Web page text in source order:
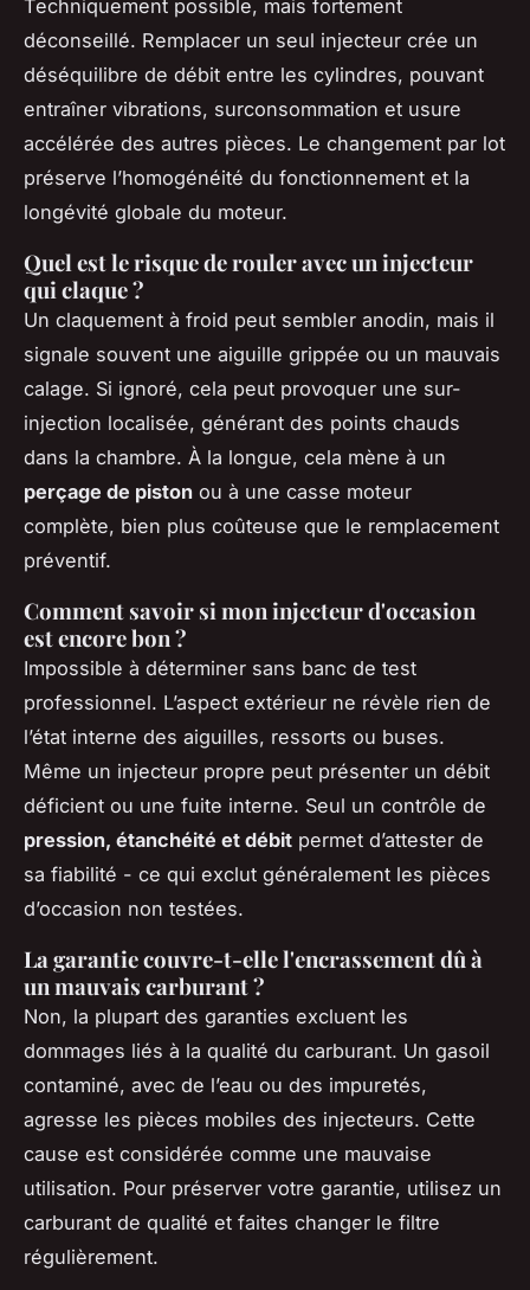
Techniquement possible, mais fortement
déconseillé. Remplacer un seul injecteur crée un
déséquilibre de débit entre les cylindres, pouvant
entraîner vibrations, surconsommation et usure
accélérée des autres pièces. Le changement par lot
préserve l’homogénéité du fonctionnement et la
longévité globale du moteur.
Quel est le risque de rouler avec un injecteur
qui claque ?
Un claquement à froid peut sembler anodin, mais il
signale souvent une aiguille grippée ou un mauvais
calage. Si ignoré, cela peut provoquer une sur-
injection localisée, générant des points chauds
dans la chambre. À la longue, cela mène à un
perçage de piston ou à une casse moteur
complète, bien plus coûteuse que le remplacement
préventif.
Comment savoir si mon injecteur d'occasion
est encore bon ?
Impossible à déterminer sans banc de test
professionnel. L’aspect extérieur ne révèle rien de
l’état interne des aiguilles, ressorts ou buses.
Même un injecteur propre peut présenter un débit
déficient ou une fuite interne. Seul un contrôle de
pression, étanchéité et débit permet d’attester de
sa fiabilité - ce qui exclut généralement les pièces
d’occasion non testées.
La garantie couvre-t-elle l'encrassement dû à
un mauvais carburant ?
Non, la plupart des garanties excluent les
dommages liés à la qualité du carburant. Un gasoil
contaminé, avec de l’eau ou des impuretés,
agresse les pièces mobiles des injecteurs. Cette
cause est considérée comme une mauvaise
utilisation. Pour préserver votre garantie, utilisez un
carburant de qualité et faites changer le filtre
régulièrement.